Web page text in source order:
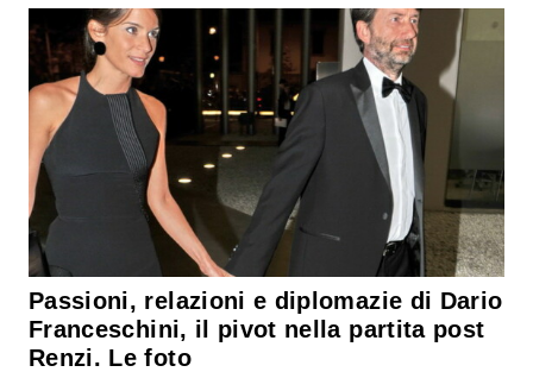
Passioni, relazioni e diplomazie di Dario
Franceschini, il pivot nella partita post
Renzi. Le foto